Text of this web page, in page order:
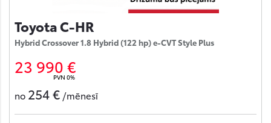
Toyota C-HR
Hybrid Crossover 1.8 Hybrid (122 hp) e-CVT Style Plus
23 990 €
PVN 0%
no 254 € /mēnesī